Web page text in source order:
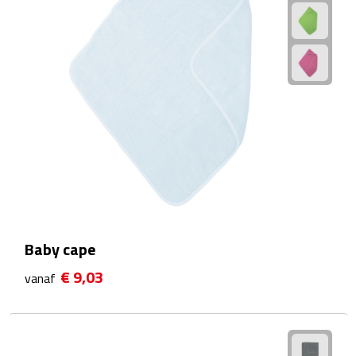
Fietspompen
Fietssloten
Fietsverlichting
Fiets reparatiesets
Drinkbekers
Baby cape
vanaf € 9,03